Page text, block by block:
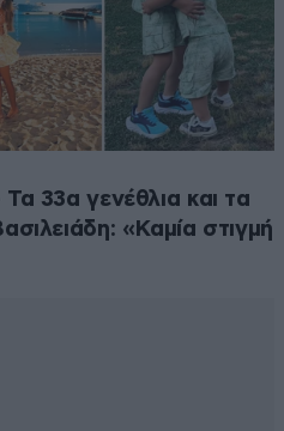
33α γενέθλια και τα
«Καμία στιγμή